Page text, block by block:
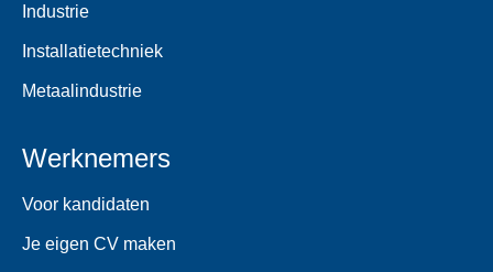
Industrie
Installatietechniek
Metaalindustrie
Werknemers
Voor kandidaten
Je eigen CV maken